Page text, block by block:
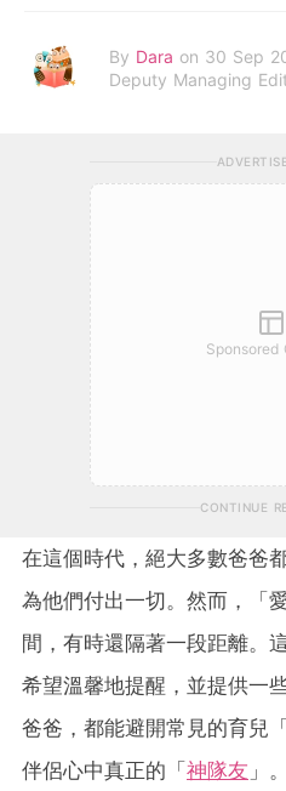
By Dara on 30 Sep
Deputy Managing
Sponsored
CONTINUE
在這個時代，絕大多數爸爸
為他們付出一切。然而，「
間，有時還隔著一段距離。
希望溫馨地提醒，並提供一
爸爸，都能避開常見的育兒
伴侶心中真正的「神隊友 」。